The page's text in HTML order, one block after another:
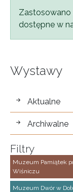
Komunikat
Zastosowano
dostępne w
Wystawy
wystawy
Aktualne
Archiwalne
Filtry
Muzeum Pamiątek
Wiśniczu
Muzeum Dwór w